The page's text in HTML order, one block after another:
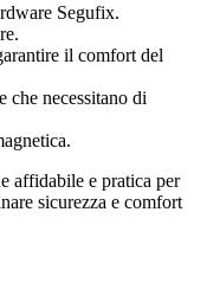
Segufix.
il comfort del
che necessitano di
affidabile e pratica per
sicurezza e comfort